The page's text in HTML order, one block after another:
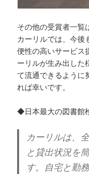
その他の受賞者一覧
カーリルでは、今後
便性の高いサービス
ーリルが生み出した
て流通できるように
れば幸いです。
◆日本最大の図書館
カーリルは、
と貸出状況を
す。自宅と勤